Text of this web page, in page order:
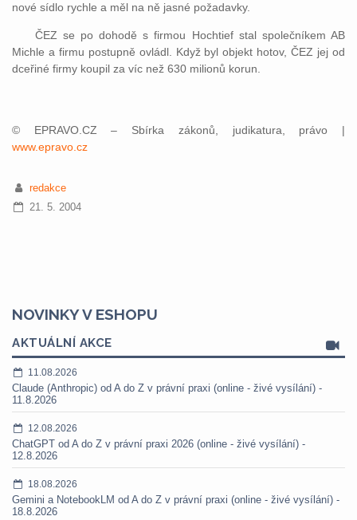
nové sídlo rychle a měl na ně jasné požadavky.
ČEZ se po dohodě s firmou Hochtief stal společníkem AB
Michle a firmu postupně ovládl. Když byl objekt hotov, ČEZ jej od
dceřiné firmy koupil za víc než 630 milionů korun.
© EPRAVO.CZ – Sbírka zákonů, judikatura, právo |
www.epravo.cz
redakce
21. 5. 2004
NOVINKY V ESHOPU
AKTUÁLNÍ AKCE
11.08.2026
Claude (Anthropic) od A do Z v právní praxi (online - živé vysílání) -
11.8.2026
12.08.2026
ChatGPT od A do Z v právní praxi 2026 (online - živé vysílání) -
12.8.2026
18.08.2026
Gemini a NotebookLM od A do Z v právní praxi (online - živé vysílání) -
18.8.2026